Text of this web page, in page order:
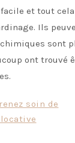
et tout
Ils
sont
ont
soin de